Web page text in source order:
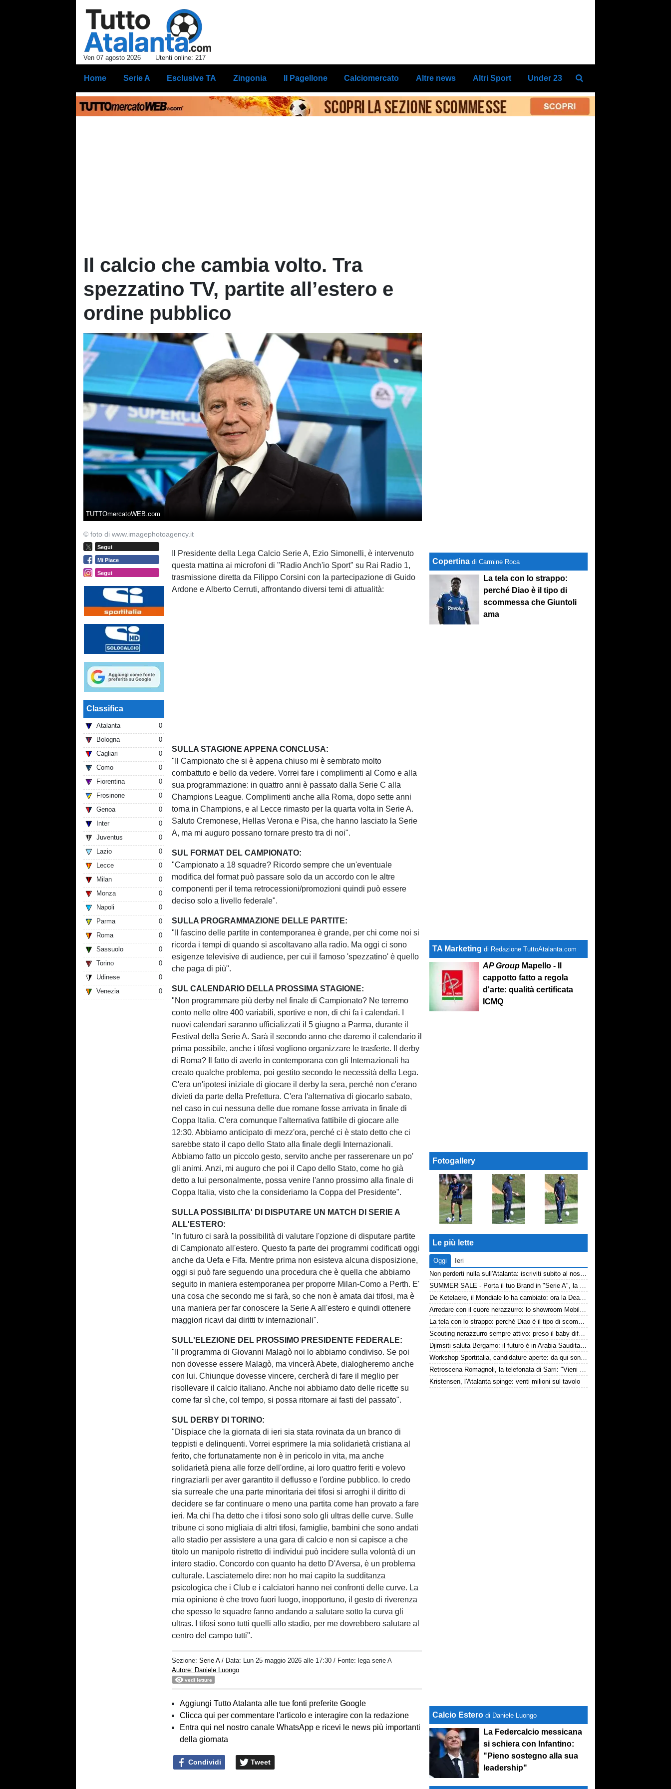
Ven 07 agosto 2026 Utenti online: 217
Home Serie A Esclusive TA Zingonia Il Pagellone Calciomercato Altre news Altri Sport Under 23
Il calcio che cambia volto. Tra
spezzatino TV, partite all’estero e
ordine pubblico
TUTTOmercatoWEB.com
© foto di www.imagephotoagency.it
Segui
Mi Piace
Segui
Classifica
Atalanta
0
Bologna
0
Cagliari
0
Como
0
Fiorentina
0
Frosinone
0
Genoa
0
Inter
0
Juventus
0
Lazio
0
Lecce
0
Milan
0
Monza
0
Napoli
0
Parma
0
Roma
0
Sassuolo
0
Torino
0
Udinese
0
Venezia
0
Il Presidente della Lega Calcio Serie A, Ezio Simonelli, è intervenuto
questa mattina ai microfoni di "Radio Anch'io Sport" su Rai Radio 1,
trasmissione diretta da Filippo Corsini con la partecipazione di Guido
Ardone e Alberto Cerruti, affrontando diversi temi di attualità:
SULLA STAGIONE APPENA CONCLUSA:
"Il Campionato che si è appena chiuso mi è sembrato molto
combattuto e bello da vedere. Vorrei fare i complimenti al Como e alla
sua programmazione: in quattro anni è passato dalla Serie C alla
Champions League. Complimenti anche alla Roma, dopo sette anni
torna in Champions, e al Lecce rimasto per la quarta volta in Serie A.
Saluto Cremonese, Hellas Verona e Pisa, che hanno lasciato la Serie
A, ma mi auguro possano tornare presto tra di noi".
SUL FORMAT DEL CAMPIONATO:
"Campionato a 18 squadre? Ricordo sempre che un'eventuale
modifica del format può passare solo da un accordo con le altre
componenti per il tema retrocessioni/promozioni quindi può essere
deciso solo a livello federale".
SULLA PROGRAMMAZIONE DELLE PARTITE:
"Il fascino delle partite in contemporanea è grande, per chi come noi si
ricorda i tempi di quando si ascoltavano alla radio. Ma oggi ci sono
esigenze televisive di audience, per cui il famoso 'spezzatino' è quello
che paga di più".
SUL CALENDARIO DELLA PROSSIMA STAGIONE:
"Non programmare più derby nel finale di Campionato? Ne terremo
conto nelle oltre 400 variabili, sportive e non, di chi fa i calendari. I
nuovi calendari saranno ufficializzati il 5 giugno a Parma, durante il
Festival della Serie A. Sarà il secondo anno che daremo il calendario il
prima possibile, anche i tifosi vogliono organizzare le trasferte. Il derby
di Roma? Il fatto di averlo in contemporana con gli Internazionali ha
creato qualche problema, poi gestito secondo le necessità della Lega.
C'era un'ipotesi iniziale di giocare il derby la sera, perché non c'erano
divieti da parte della Prefettura. C'era l'alternativa di giocarlo sabato,
nel caso in cui nessuna delle due romane fosse arrivata in finale di
Coppa Italia. C'era comunque l'alternativa fattibile di giocare alle
12:30. Abbiamo anticipato di mezz'ora, perché ci è stato detto che ci
sarebbe stato il capo dello Stato alla finale degli Internazionali.
Abbiamo fatto un piccolo gesto, servito anche per rasserenare un po'
gli animi. Anzi, mi auguro che poi il Capo dello Stato, come ho già
detto a lui personalmente, possa venire l'anno prossimo alla finale di
Coppa Italia, visto che la consideriamo la Coppa del Presidente".
SULLA POSSIBILITA' DI DISPUTARE UN MATCH DI SERIE A
ALL'ESTERO:
"In futuro ci sarà la possibilità di valutare l'opzione di disputare partite
di Campionato all'estero. Questo fa parte dei programmi codificati oggi
anche da Uefa e Fifa. Mentre prima non esisteva alcuna disposizione,
oggi si può fare seguendo una procedura che è quella che abbiamo
seguito in maniera estemporanea per proporre Milan-Como a Perth. E'
una cosa che secondo me si farà, so che non è amata dai tifosi, ma è
una maniera per far conoscere la Serie A all'estero e quindi ottenere
maggiori ricavi dai diritti tv internazionali".
SULL'ELEZIONE DEL PROSSIMO PRESIDENTE FEDERALE:
"Il programma di Giovanni Malagò noi lo abbiamo condiviso. Se poi
non dovesse essere Malagò, ma vincerà Abete, dialogheremo anche
con lui. Chiunque dovesse vincere, cercherà di fare il meglio per
risollevare il calcio italiano. Anche noi abbiamo dato delle ricette su
come far sì che, col tempo, si possa ritornare ai fasti del passato".
SUL DERBY DI TORINO:
"Dispiace che la giornata di ieri sia stata rovinata da un branco di
teppisti e delinquenti. Vorrei esprimere la mia solidarietà cristiana al
ferito, che fortunatamente non è in pericolo in vita, ma anche
solidarietà piena alle forze dell'ordine, ai loro quattro feriti e volevo
ringraziarli per aver garantito il deflusso e l'ordine pubblico. Io credo
sia surreale che una parte minoritaria dei tifosi si arroghi il diritto di
decidere se far continuare o meno una partita come han provato a fare
ieri. Ma chi l'ha detto che i tifosi sono solo gli ultras delle curve. Sulle
tribune ci sono migliaia di altri tifosi, famiglie, bambini che sono andati
allo stadio per assistere a una gara di calcio e non si capisce a che
titolo un manipolo ristretto di individui può incidere sulla volontà di un
intero stadio. Concordo con quanto ha detto D'Aversa, è un problema
culturale. Lasciatemelo dire: non ho mai capito la sudditanza
psicologica che i Club e i calciatori hanno nei confronti delle curve. La
mia opinione è che trovo fuori luogo, inopportuno, il gesto di riverenza
che spesso le squadre fanno andando a salutare sotto la curva gli
ultras. I tifosi sono tutti quelli allo stadio, per me dovrebbero salutare al
centro del campo tutti".
Sezione:Serie A / Data: Lun 25 maggio 2026 alle 17:30 / Fonte: lega serie A
Autore: Daniele Luongo
vedi letture
Aggiungi Tutto Atalanta alle tue fonti preferite Google
Clicca qui per commentare l'articolo e interagire con la redazione
Entra qui nel nostro canale WhatsApp e ricevi le news più importanti
della giornata
Condividi Tweet
Copertina di Carmine Roca
La tela con lo strappo:
perché Diao è il tipo di
scommessa che Giuntoli
ama
TA Marketing di Redazione TuttoAtalanta.com
AP Group Mapello - Il
cappotto fatto a regola
d'arte: qualità certificata
ICMQ
Fotogallery
Le più lette
Oggi
Ieri
Non perderti nulla sull'Atalanta: iscriviti subito al nostro canale WhatsApp!
SUMMER SALE - Porta il tuo Brand in "Serie A", la tua azienda e professione titolare nel cuore dell'Atalanta
De Ketelaere, il Mondiale lo ha cambiato: ora la Dea riparte da lui
Arredare con il cuore nerazzurro: lo showroom Mobilmondo a Osio Sotto. Quando essere di fede atalantina conviene
La tela con lo strappo: perché Diao è il tipo di scommessa che Giuntoli ama
Scouting nerazzurro sempre attivo: preso il baby difensore 2010 Levačić
Djimsiti saluta Bergamo: il futuro è in Arabia Saudita! Tre milioni e firma biennale
Workshop Sportitalia, candidature aperte: da qui sono passate firme di Serie A
Retroscena Romagnoli, la telefonata di Sarri: "Vieni con me a Bergamo"
Kristensen, l'Atalanta spinge: venti milioni sul tavolo
Calcio Estero di Daniele Luongo
La Federcalcio messicana
si schiera con Infantino:
"Pieno sostegno alla sua
leadership"